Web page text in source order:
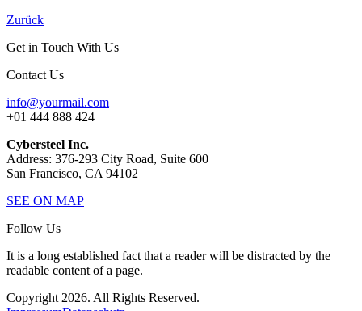
Zurück
Get in Touch With Us
Contact Us
info@yourmail.com
+01 444 888 424
Cybersteel Inc.
Address: 376-293 City Road, Suite 600
San Francisco, CA 94102
SEE ON MAP
Follow Us
It is a long established fact that a reader will be distracted by the
readable content of a page.
Copyright 2026. All Rights Reserved.